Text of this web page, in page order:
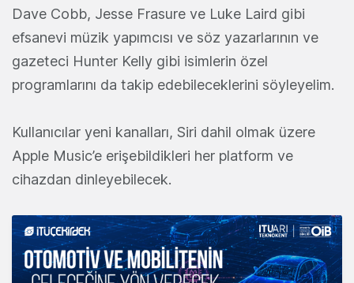
Dave Cobb, Jesse Frasure ve Luke Laird gibi
efsanevi müzik yapımcısı ve söz yazarlarının ve
gazeteci Hunter Kelly gibi isimlerin özel
programlarını da takip edebileceklerini söyleyelim.
Kullanıcılar yeni kanalları, Siri dahil olmak üzere
Apple Music’e erişebildikleri her platform ve
cihazdan dinleyebilecek.